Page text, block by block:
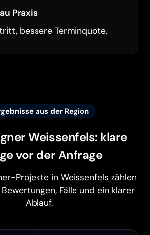
Praxis
bessere Terminquote.
aus der Region
Weissenfels: klare
vor der Anfrage
Projekte in Weissenfels zählen
Fälle und ein klarer
Ablauf.